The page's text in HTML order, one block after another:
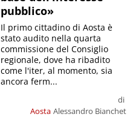
pubblico»
Aosta
di
Alessandro Bianchet
Il primo cittadino di Aosta è
stato audito nella quarta
commissione del Consiglio
regionale, dove ha ribadito
come l'iter, al momento, sia
ancora ferm...